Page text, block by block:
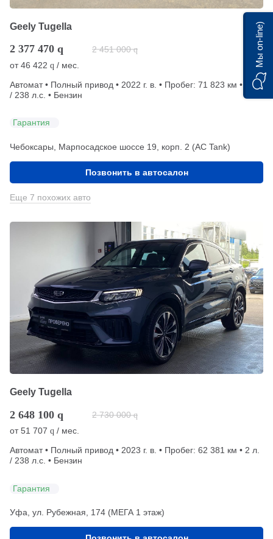
Geely Tugella
2 377 470 q 2 451 000 q
от46 422 q / мес.
Автомат • Полный привод • 2022 г. в. • Пробег: 71 823 км • 2 л.
/ 238 л.с. • Бензин
Гарантия
Чебоксары, Марпосадское шоссе 19, корп. 2 (АС Tank)
Позвонить в автосалон
Еще 7 похожих авто
Geely Tugella
2 648 100 q 2 730 000 q
от51 707 q / мес.
Автомат • Полный привод • 2023 г. в. • Пробег: 62 381 км • 2 л.
/ 238 л.с. • Бензин
Гарантия
Уфа, ул. Рубежная, 174 (МЕГА 1 этаж)
Мы on-line)